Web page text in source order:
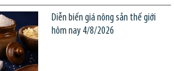
Diễn biến giá nông sản thế giới
hôm nay 4/8/2026